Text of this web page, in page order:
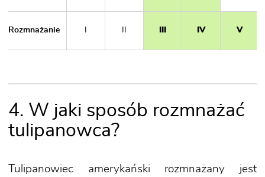
Rozmnażanie IV V
4. W jaki sposób rozmnażać
tulipanowca?
Tulipanowiec amerykański rozmnażany jest